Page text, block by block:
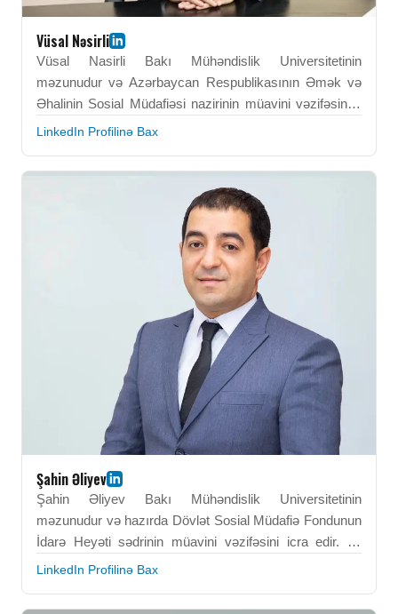
töhfə verən seçilən məzunlardan biri kimi tanınır.
Vüsal Nəsirli
Vüsal Nasirli Bakı Mühəndislik Universitetinin
məzunudur və Azərbaycan Respublikasının Əmək və
Əhalinin Sosial Müdafiəsi nazirinin müavini vəzifəsində
çalışır. O, sosial siyasətin formalaşdırılması və icrası,
təkmilləşdirilməsinə nəzarət edir. Dövlət proqramlarının
həyata keçirilməsində və institusional islahatların
icrasında fəal rol oynayır. Vüsal Nasirli strateji idarəetmə
və dövlət siyasəti sahəsində geniş təcrübəyə malikdir.
BEU-da əldə etdiyi akademik biliklər onun qərarvermə
proseslərinə güclü analitik dəstək vermişdir. O, ölkənin
sosial-iqtisadi inkişafına töhfə verən aparıcı dövlət
məmurlarından biridir.
LinkedIn Profilinə Bax
Şahin Əliyev
Şahin Əliyev Bakı Mühəndislik Universitetinin
məzunudur və hazırda Dövlət Sosial Müdafiə Fondunun
İdarə Heyəti sədrinin müavini vəzifəsini icra edir. O,
sosial sığorta sisteminin idarə olunmasına və onun
Peşəkar fəaliyyəti sosial təminat mexanizmlərinin
LinkedIn Profilinə Bax